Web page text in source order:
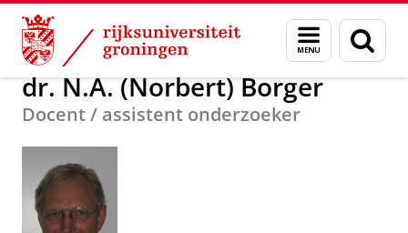
Skip
Content
Skip
Navigation
Menu
en
zoeken
Over ons dr. N.A. (Norbert) Borger
dr. N.A. (Norbert) Borger
Docent / assistent onderzoeker